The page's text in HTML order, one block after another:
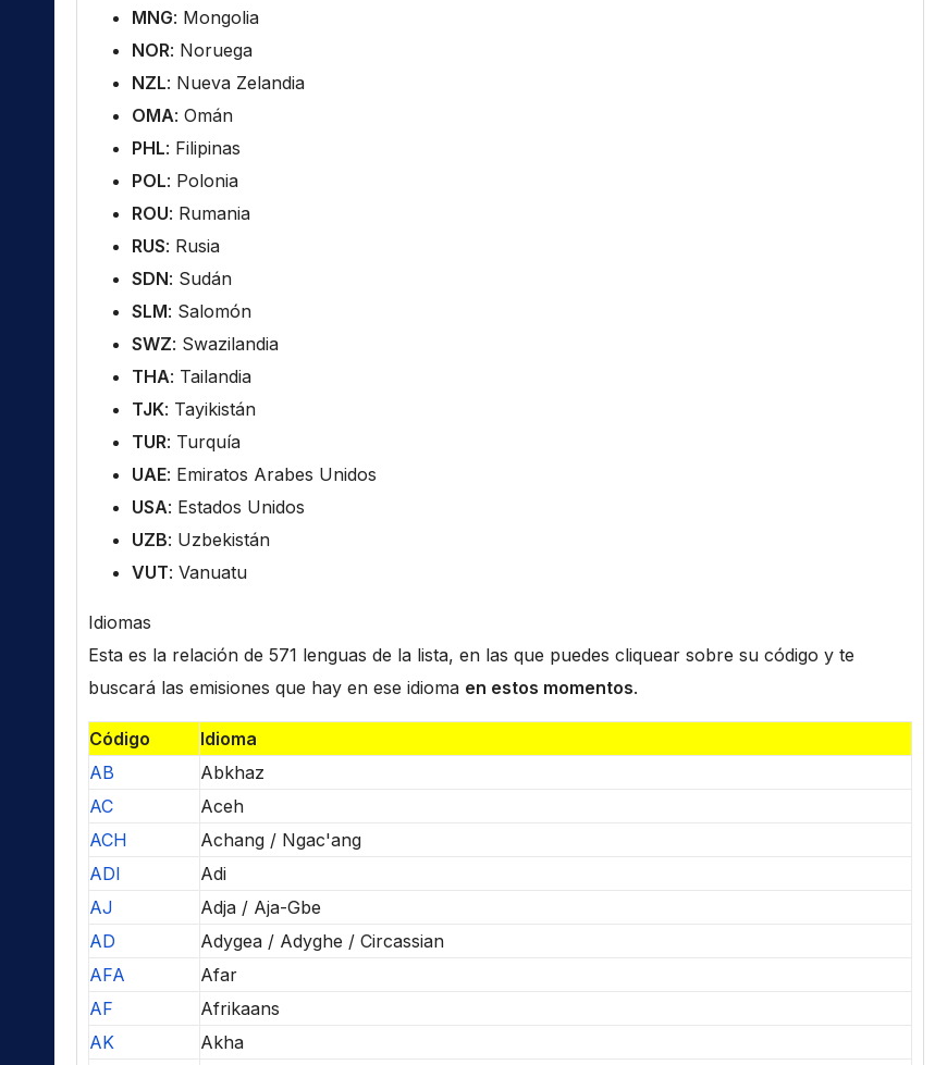
MNG: Mongolia
NOR: Noruega
NZL: Nueva Zelandia
OMA: Omán
PHL: Filipinas
POL: Polonia
ROU: Rumania
RUS: Rusia
SDN: Sudán
SLM: Salomón
SWZ: Swazilandia
THA: Tailandia
TJK: Tayikistán
TUR: Turquía
UAE: Emiratos Arabes Unidos
USA: Estados Unidos
UZB: Uzbekistán
VUT: Vanuatu
Idiomas
Esta es la relación de 571 lenguas de la lista, en las que puedes cliquear sobre su código y te
buscará las emisiones que hay en ese idioma en estos momentos.
Código
Idioma
AB
Abkhaz
AC
Aceh
ACH
Achang / Ngac'ang
ADI
Adi
AJ
Adja / Aja-Gbe
AD
Adygea / Adyghe / Circassian
AFA
Afar
AF
Afrikaans
AK
Akha